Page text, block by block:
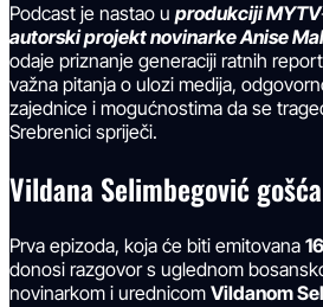
Podcast je nastao u produkciji MYTV
autorski projekt novinarke Anise
odaje priznanje generaciji ratnih
važna pitanja o ulozi medija,
zajednice i mogućnostima da se
Srebrenici spriječi.
Vildana Selimbegović
Prva epizoda, koja će biti emitovana
donosi razgovor s uglednom
novinarkom i urednicom Vildanom